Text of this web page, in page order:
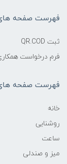
فهرست صفحه
ثبت QR.COD
فرم درخواست
فهرست صفحه
خانه
روشنایی
ساعت
میز و صندلی